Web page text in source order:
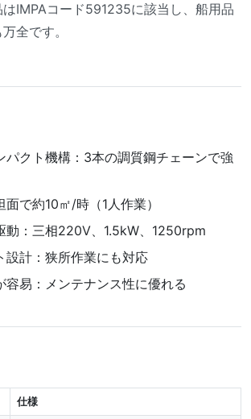
IMPAコード591235に該当し、船用品
全です。
パクト機構：3本の調質鋼チェーンで強
で約10㎡/時（1人作業）
動：三相220V、1.5kW、1250rpm
設計：狭所作業にも対応
容易：メンテナンス性に優れる
仕様